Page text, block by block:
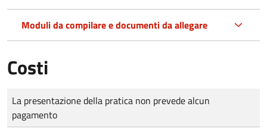
Moduli da compilare e documenti da allegare
Costi
Tipo di pagamento
Importo
La presentazione della pratica non prevede alcun
pagamento